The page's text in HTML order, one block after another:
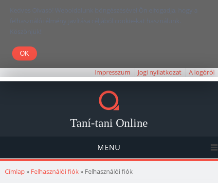
Kedves Olvasó! Weboldalunk böngészésével Ön elfogadja, hogy a
felhasználói élmény javítása céljából cookie-kat használunk.
Köszönjük!
Impresszum Jogi nyilatkozat A logóról
Taní-tani Online
MENU
Jelenlegi hely
Címlap» Felhasználói fiók» Felhasználói fiók